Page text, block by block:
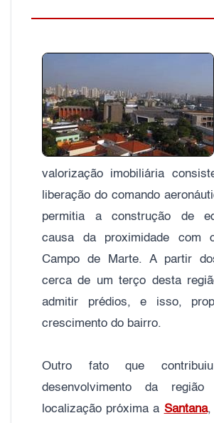
valorização imobiliária
liberação do comando
permitia a construção de
causa da proximidade com
Campo de Marte. A partir
cerca de um terço desta
admitir prédios, e isso,
crescimento do bairro.
Outro fato que
desenvolvimento da
localização próxima a Santana,